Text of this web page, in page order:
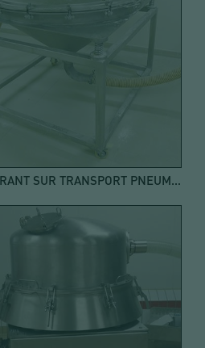
TAMIS VIBRANT SUR TRANSPORT PNEUMATIQUE DE POUDRE